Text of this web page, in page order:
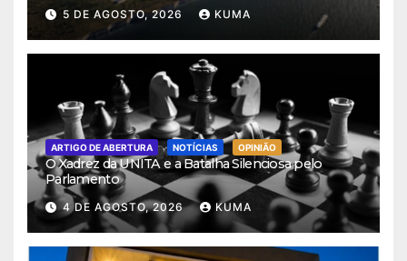
5 DE AGOSTO, 2026 KUMA
ARTIGO DE ABERTURA NOTÍCIAS OPINIÃO
O Xadrez da UNITA e a Batalha Silenciosa pelo
Parlamento
4 DE AGOSTO, 2026 KUMA